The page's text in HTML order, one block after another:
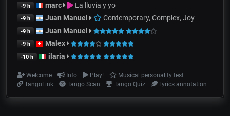
-9 h marc La lluvia y yo
-9 h Juan Manuel Contemporary, Complex, Joy
-9 h Juan Manuel
-9 h Malex
-10 h ilaria
Welcome Info Play!
Musical personality test
TangoLink
Tango Scan Tango Quiz Lyrics annotation